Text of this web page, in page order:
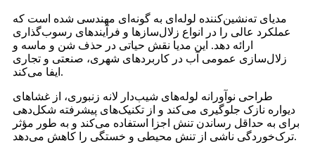
مدیای ته‌نشین‌کننده لوله‌ای به گونه‌ای مهندسی شده است که
عملکرد عالی را در انواع زلال‌سازها و فرآیندهای رسوب‌گذاری
ارائه دهد. این مدیا نقش حیاتی در حذف شن و ماسه و
زلال‌سازی عمومی آب در کاربردهای شهری، صنعتی و تجاری
ایفا می‌کند.
طراحی نوآورانه لوله‌های شیب‌دار لانه زنبوری، از غشاهای
دیواره نازک جلوگیری می‌کند و از تکنیک‌های پیشرفته شکل‌دهی
برای به حداقل رساندن تنش اجزا استفاده می‌کند و به طور مؤثر
ترک‌خوردگی ناشی از تنش محیطی و خستگی را کاهش می‌دهد.